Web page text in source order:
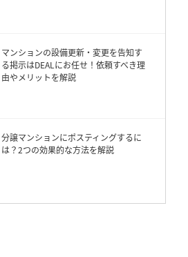
マンションの設備更新・変更を告知す
る掲示はDEALにお任せ！依頼すべき理
由やメリットを解説
分譲マンションにポスティングするに
は？2つの効果的な方法を解説